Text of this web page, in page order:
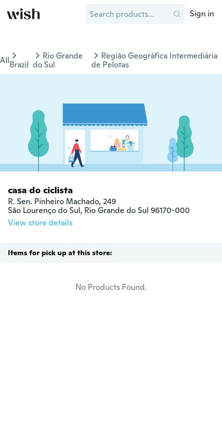
Sign in
AllBrazil
Rio Grande
do Sul
Região Geográfica Intermediária
de Pelotas
casa do ciclista
R. Sen. Pinheiro Machado, 249
São Lourenço do Sul, Rio Grande do Sul 96170-000
View store details
Items for pick up at this store:
No Products Found.